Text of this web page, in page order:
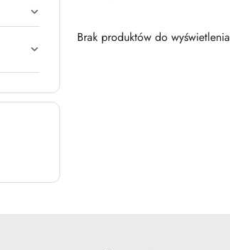
Brak produktów do wyświetlenia